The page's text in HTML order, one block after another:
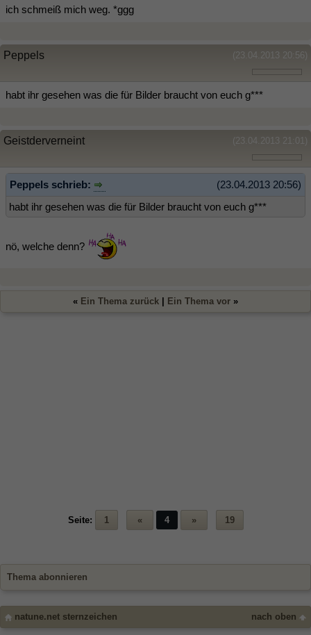
ich schmeiß mich weg. *ggg
(23.04.2013 20:56)
Peppels
habt ihr gesehen was die für Bilder braucht von euch g***
(23.04.2013 21:01)
Geistderverneint
(23.04.2013 20:56)
Peppels schrieb:
habt ihr gesehen was die für Bilder braucht von euch g***
nö, welche denn?
« Ein Thema zurück Ein Thema vor »
Seite: 1 « 4 » 19
Thema abonnieren
nach oben
natune.net sternzeichen